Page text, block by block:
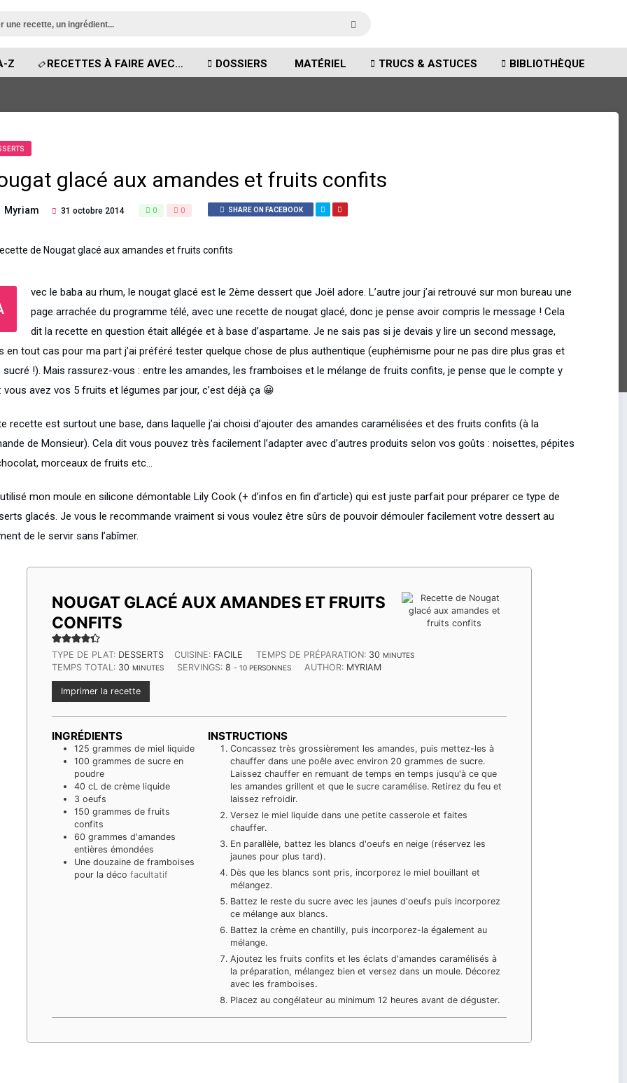
Z RECETTES À FAIRE AVEC… DOSSIERS MATÉRIEL TRUCS & ASTUCES BIBLIOTHÈQUE
glacé aux amandes et fruits confits
Myriam 31 octobre 2014 0 0 SHARE ON FACEBOOK
vec le baba au rhum, le nougat glacé est le 2ème dessert que Joël adore. L’autre jour j’ai retrouvé sur mon bureau une
page arrachée du programme télé, avec une recette de nougat glacé, donc je pense avoir compris le message ! Cela
dit la recette en question était allégée et à base d’aspartame. Je ne sais pas si je devais y lire un second message,
en tout cas pour ma part j’ai préféré tester quelque chose de plus authentique (euphémisme pour ne pas dire plus gras et
sucré !). Mais rassurez-vous : entre les amandes, les framboises et le mélange de fruits confits, je pense que le compte y
vous avez vos 5 fruits et légumes par jour, c’est déjà ça 😀
recette est surtout une base, dans laquelle j’ai choisi d’ajouter des amandes caramélisées et des fruits confits (à la
de Monsieur). Cela dit vous pouvez très facilement l’adapter avec d’autres produits selon vos goûts : noisettes, pépites
morceaux de fruits etc…
utilisé mon moule en silicone démontable Lily Cook (+ d’infos en fin d’article) qui est juste parfait pour préparer ce type de
glacés. Je vous le recommande vraiment si vous voulez être sûrs de pouvoir démouler facilement votre dessert au
de le servir sans l’abîmer.
NOUGAT GLACÉ AUX AMANDES ET FRUITS
CONFITS
TYPE DE PLAT: DESSERTS CUISINE: FACILE TEMPS DE PRÉPARATION: 30 MINUTES
MINUTES
TEMPS TOTAL: 30 MINUTES
MINUTES SERVINGS:8 - 10 PERSONNES AUTHOR: MYRIAM
Imprimer la recette
INGRÉDIENTS
125 grammes de miel liquide
100 grammes de sucre en
poudre
40 cL de crème liquide
3 oeufs
150 grammes de fruits
confits
60 grammes d'amandes
entières émondées
Une douzaine de framboises
pour la déco facultatif
INSTRUCTIONS
Concassez très grossièrement les amandes, puis mettez-les à
chauffer dans une poêle avec environ 20 grammes de sucre.
Laissez chauffer en remuant de temps en temps jusqu'à ce que
les amandes grillent et que le sucre caramélise. Retirez du feu et
laissez refroidir.
Versez le miel liquide dans une petite casserole et faites
chauffer.
En parallèle, battez les blancs d'oeufs en neige (réservez les
jaunes pour plus tard).
Dès que les blancs sont pris, incorporez le miel bouillant et
mélangez.
Battez le reste du sucre avec les jaunes d'oeufs puis incorporez
ce mélange aux blancs.
Battez la crème en chantilly, puis incorporez-la également au
mélange.
Ajoutez les fruits confits et les éclats d'amandes caramélisés à
la préparation, mélangez bien et versez dans un moule. Décorez
avec les framboises.
Placez au congélateur au minimum 12 heures avant de déguster.